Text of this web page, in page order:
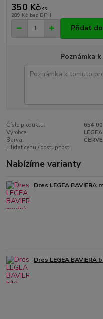
350 Kč/ks
289 Kč bez DPH
Přidat
Poznámka
Číslo produktu:
654
Výrobce:
LEGEA
Barva:
Hlídat cenu / dostupnost
Nabízíme varianty
Dres LEGEA BAVIERA
Dres LEGEA BAVIERA